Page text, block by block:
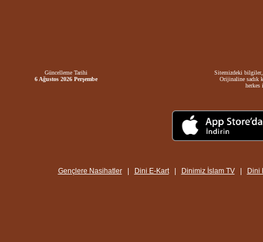
Güncelleme Tarihi
6 Ağustos 2026 Perşembe
Sitemizdeki bilgiler,
Orijinaline sadık
herkes
Gençlere Nasihatler| Dini E-Kart| Dinimiz İslam TV| Dini